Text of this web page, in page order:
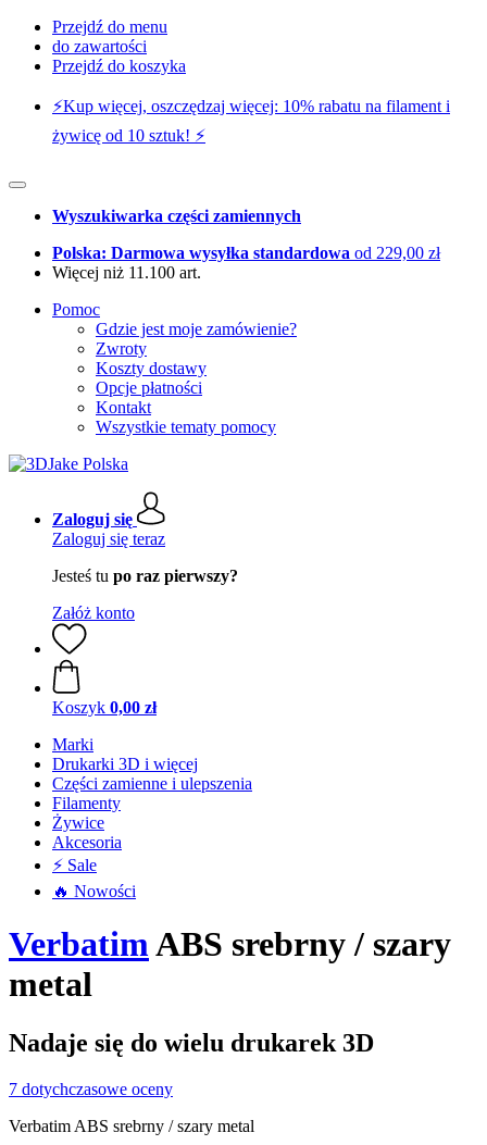
Przejdź do menu
do zawartości
Przejdź do koszyka
⚡️Kup więcej, oszczędzaj więcej: 10% rabatu na filament i
żywicę od 10 sztuk! ⚡️
Wyszukiwarka części zamiennych
Polska: Darmowa wysyłka standardowa od 229,00 zł
Więcej niż 11.100 art.
Pomoc
Gdzie jest moje zamówienie?
Zwroty
Koszty dostawy
Opcje płatności
Kontakt
Wszystkie tematy pomocy
Zaloguj się
Zaloguj się teraz
Jesteś tu po raz pierwszy?
Załóż konto
Koszyk 0,00 zł
Marki
Drukarki 3D i więcej
Części zamienne i ulepszenia
Filamenty
Żywice
Akcesoria
⚡ Sale
🔥 Nowości
VerbatimABS srebrny / szary
metal
Nadaje się do wielu drukarek 3D
7 dotychczasowe oceny
Verbatim ABS srebrny / szary metal